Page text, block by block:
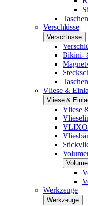
Verschlüsse
Verschlüsse
Bikini-
Vliese &
Vliese &
Vliese
VLIXO
Werkzeuge
Werkzeuge